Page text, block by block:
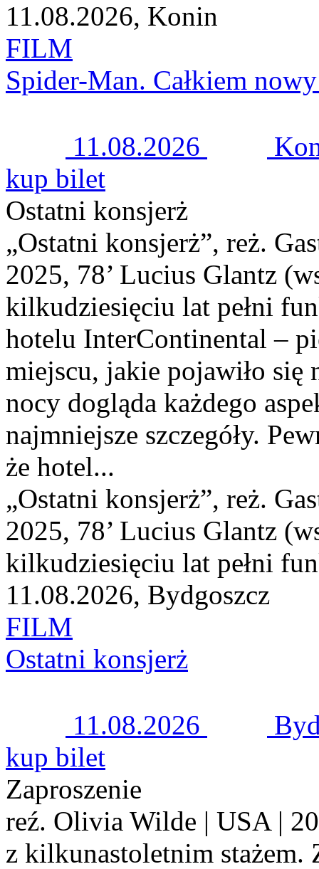
11.08.2026, Konin
FILM
Spider-Man. Całkiem
11.08.2026
kup bilet
Ostatni konsjerż
„Ostatni konsjerż”, reż.
2025, 78’ Lucius Glantz
kilkudziesięciu lat pełni
hotelu InterContinental –
miejscu, jakie pojawiło się
nocy dogląda każdego
najmniejsze szczegóły.
że hotel...
„Ostatni konsjerż”, reż.
2025, 78’ Lucius Glantz
kilkudziesięciu lat pełni
11.08.2026, Bydgoszcz
FILM
Ostatni konsjerż
11.08.2026
kup bilet
Zaproszenie
reź. Olivia Wilde | USA |
z kilkunastoletnim stażem.